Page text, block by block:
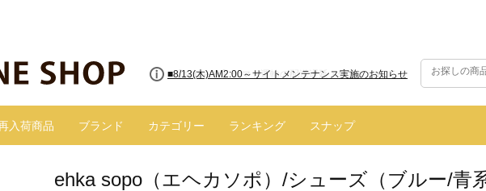
■8/13(木)AM2:00～サイトメンテナンス実施のお知らせ
入荷商品 ブランド カテゴリー ランキング スナップ
ehka sopo（エヘカソポ）/シューズ（ブルー/青